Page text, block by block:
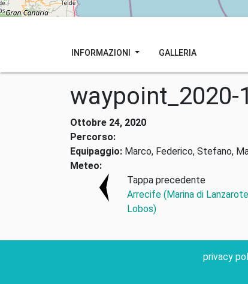
INFORMAZIONI GALLERIA
waypoint_2020-
Ottobre 24, 2020
Percorso:
Equipaggio: Marco, Federico, Stefano,
Meteo:
Tappa precedente
Arrecife (Marina di
Lobos)
privacy